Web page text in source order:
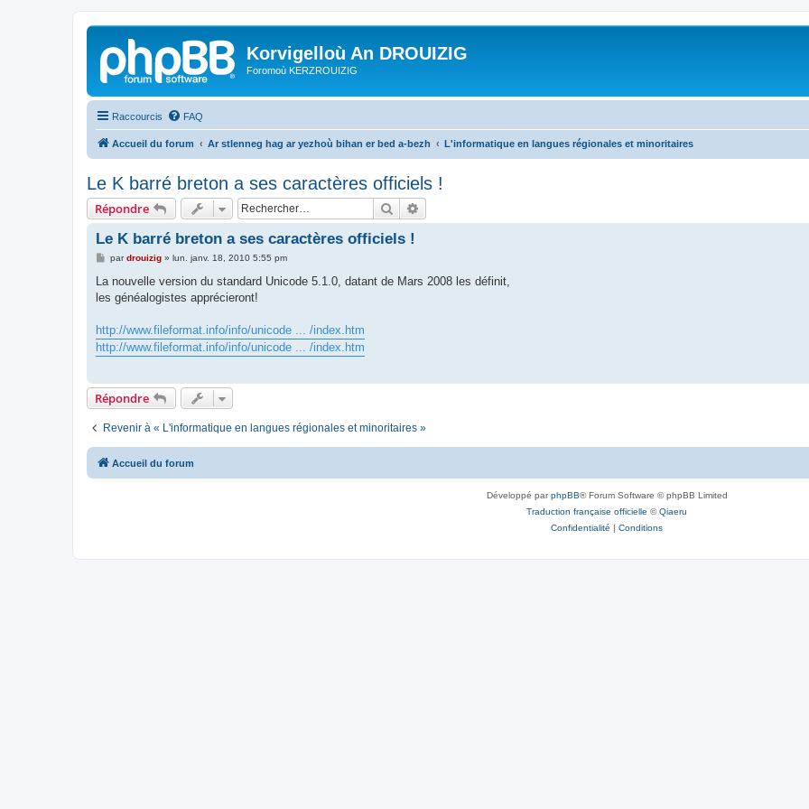
Korvigelloù An DROUIZIG
Foromoù KERZROUIZIG
Raccourcis FAQ
Accueil du forum Ar stlenneg hag ar yezhoù bihan er bed a-bezh L'informatique en langues régionales et minoritaires
Le K barré breton a ses caractères officiels !
Répondre Rechercher
Le K barré breton a ses caractères officiels !
M
s
a
pardrouizig» lun. janv. 18, 2010 5:55 pm
La nouvelle version du standard Unicode 5.1.0, datant de Mars 2008 les définit,
les généalogistes apprécieront!
http://www.fileformat.info/info/unicode ... /index.htm
http://www.fileformat.info/info/unicode ... /index.htm
Répondre
Revenir à « L'informatique en langues régionales et minoritaires »
Accueil du forum
Développé parphpBB® Forum Software © phpBB Limited
Traduction française officielle ©Qiaeru
Confidentialité | Conditions